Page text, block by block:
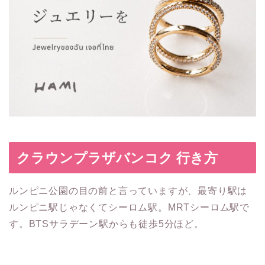
クラウンプラザバンコク 行き方
ルンピニ公園の目の前と言っていますが、最寄り駅は
ルンピニ駅じゃなくてシーロム駅。MRTシーロム駅で
す。BTSサラデーン駅からも徒歩5分ほど。